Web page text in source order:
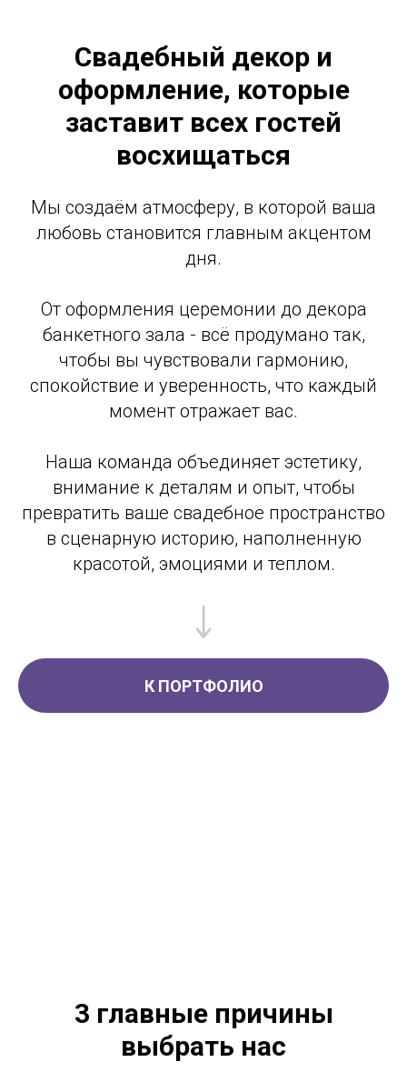
Свадебный декор и
оформление, которые
заставит всех гостей
восхищаться
Мы создаём атмосферу, в которой ваша
любовь становится главным акцентом
дня.
От оформления церемонии до декора
банкетного зала - всё продумано так,
чтобы вы чувствовали гармонию,
спокойствие и уверенность, что каждый
момент отражает вас.
Наша команда объединяет эстетику,
внимание к деталям и опыт, чтобы
превратить ваше свадебное пространство
в сценарную историю, наполненную
красотой, эмоциями и теплом.
К ПОРТФОЛИО
3 главные причины
выбрать нас